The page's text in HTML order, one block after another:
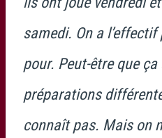
samedi. On a
pour. Peut-être que ça
préparations
connaît pas. Mais on